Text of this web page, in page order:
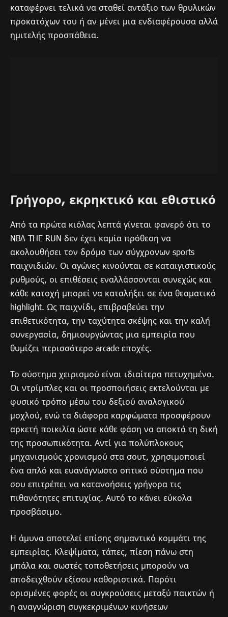
καταφέρνει τελικά να σταθεί αντάξιο των θρυλικών
προκατόχων του ή αν μένει μια ενδιαφέρουσα αλλά
ημιτελής προσπάθεια.
Γρήγορο, εκρηκτικό και εθιστικό
Από τα πρώτα κιόλας λεπτά γίνεται φανερό ότι το
NBA THE RUN δεν έχει καμία πρόθεση να
ακολουθήσει τον δρόμο των σύγχρονων sports
παιχνιδιών. Οι αγώνες κινούνται σε καταιγιστικούς
ρυθμούς, οι επιθέσεις εναλλάσσονται συνεχώς και
κάθε κατοχή μπορεί να καταλήξει σε ένα θεαματικό
highlight. Ως παιχνίδι, επιβραβεύει την
επιθετικότητα, την ταχύτητα σκέψης και την καλή
συνεργασία, δημιουργώντας μια εμπειρία που
θυμίζει περισσότερο arcade εποχές.
Το σύστημα χειρισμού είναι ιδιαίτερα πετυχημένο.
Οι ντρίμπλες και οι προσποιήσεις εκτελούνται με
φυσικό τρόπο μέσω του δεξιού αναλογικού
μοχλού, ενώ τα διάφορα καρφώματα προσφέρουν
αρκετή ποικιλία ώστε κάθε φάση να αποκτά τη δική
της προσωπικότητα. Αντί για πολύπλοκους
μηχανισμούς χρονισμού στα σουτ, χρησιμοποιεί
ένα απλό και ευανάγνωστο οπτικό σύστημα που
σου επιτρέπει να κατανοήσεις γρήγορα τις
πιθανότητες επιτυχίας. Αυτό το κάνει εύκολα
προσβάσιμο.
Η άμυνα αποτελεί επίσης σημαντικό κομμάτι της
εμπειρίας. Κλεψίματα, τάπες, πίεση πάνω στη
μπάλα και σωστές τοποθετήσεις μπορούν να
αποδειχθούν εξίσου καθοριστικά. Παρότι
ορισμένες φορές οι συγκρούσεις μεταξύ παικτών ή
η αναγνώριση συγκεκριμένων κινήσεων